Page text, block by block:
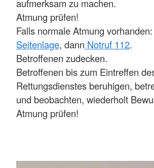
aufmerksam zu machen.
Atmung prüfen!
Falls normale Atmung vorhanden:
Seitenlage, dann Notruf 112.
Betroffenen zudecken.
Betroffenen bis zum Eintreffen
Rettungsdienstes beruhigen,
und beobachten, wiederholt
Atmung prüfen!